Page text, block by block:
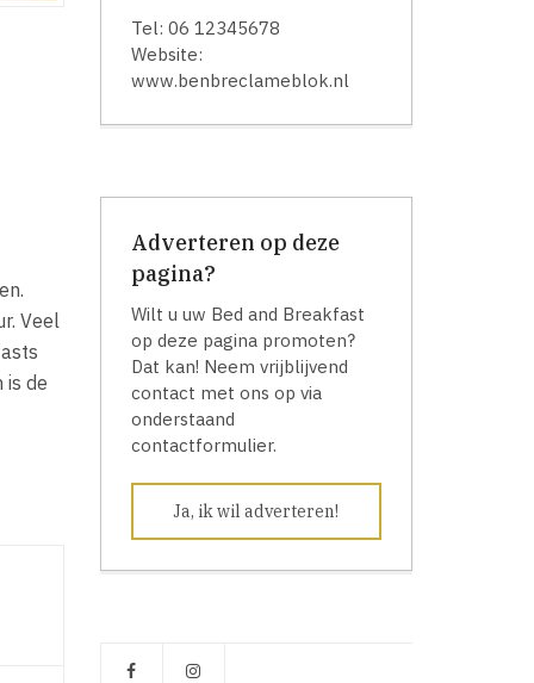
Veel
is de
Tel: 06 12345678
Website:
www.benbreclameblok.nl
Adverteren op deze
pagina?
Wilt u uw Bed and Breakfast
op deze pagina promoten?
Dat kan! Neem vrijblijvend
contact met ons op via
onderstaand
contactformulier.
Ja, ik wil adverteren!